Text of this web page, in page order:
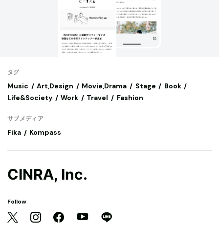
タグ
Music Art,Design Movie,Drama Stage
Book
Life&Society
Work Travel Fashion
サブメディア
Fika Kompass
CINRA, Inc.
Follow